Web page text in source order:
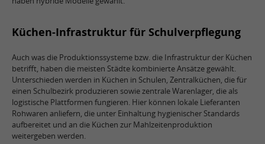
Küchen-Infrastruktur für Schulverpflegung
Auch was die Produktionssysteme bzw. die Infrastruktur der Küchen
betrifft, haben die meisten Städte kombinierte Ansätze gewählt.
Unterschieden werden in Küchen in Schulen, Zentralküchen, die für
einen Schulbezirk produzieren sowie zentrale Warenlager, die als
logistische Plattformen fungieren. Hier können lokale Lieferanten
Rohwaren anliefern, die unter Einhaltung hygienischer Standards
aufbereitet und an die Küchen zur Mahlzeitenproduktion
weitergeben werden.